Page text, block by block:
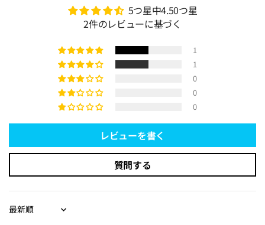
5つ星中4.50つ星
2件のレビューに基づく
1
1
0
0
0
レビューを書く
質問する
Sort by